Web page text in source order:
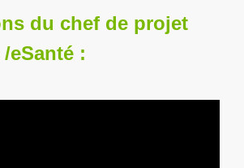
du chef de projet
eSanté :